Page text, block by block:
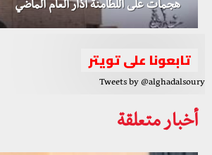
هجمات على اللطامنة آذار العام الماضي
تابعونا على تويتر
Tweets by @alghadalsoury
أخبار متعلقة